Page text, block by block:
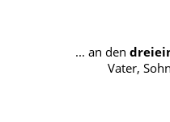
... an den
Vater,